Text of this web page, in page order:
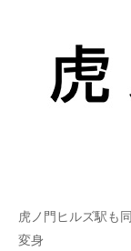
虎ノ門ヒルズ駅も
変身